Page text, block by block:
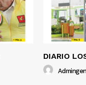
DIARIO